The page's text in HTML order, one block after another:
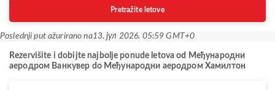
Pretražite letove
Poslednji put ažurirano na13. јул 2026. 05:59 GMT+0
Rezervišite i dobijte najbolje ponude letova od Међународни
аеродром Ванкувер do Међународни аеродром Хамилтон